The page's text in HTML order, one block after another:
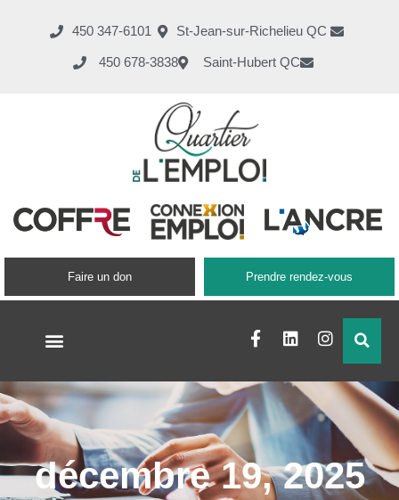
450 347-6101 St-Jean-sur-Richelieu QC
450 678-3838 Saint-Hubert QC
Faire un don Prendre rendez-vous
décembre 19, 2025